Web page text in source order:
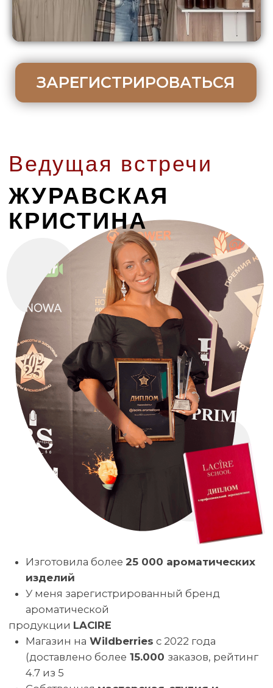
Обучила более 4.000 учеников(Испания,
Германия, Эстония, Беларусь +86 городов
УЧЕНИКОВ,
ДЕЛИТЬСЯ
ЗНАНИЯМИ
РЕГИСТРИРУЙСЯ
ПРИНЯТЬ УЧАСТИЕ
ПРЯМО СЕЙЧАС
К ПОКОРЕНИЮ ПИНТЕРЕСТ:
ВЫ ПОЛУЧИТЕ ПО ИТОГАМ
УЧАСТИЯ В ПРЯМОМ ЭФИРЕ
ЗА УСПЕШНУЮ
РЕГИСТРАЦИЮ ВАМ ПРИДЕТ
ПЕРВЫЙ ПОДАРОК —
СВАДЕБНОГО СЕЗОНА ДЛЯ
И НЕ ПРОПУСКАЙТЕ ВСТРЕЧУ, КОТОРАЯ СТАНЕТ
СТАРТОМ К СОЗДАНИЮ ВАШЕЙ ПЕРВОЙ
АРОМАТИЧЕСКОЙ КОЛЛЕКЦИИ И ЗАРАБОТКУ
ЭТИМ ЛЕТОМ, ПОКА ДРУГИЕ ОТДЫХАЮТ И
СИДЯТ БЕЗ ЗАКАЗОВ
10 АВГУСТА В 10:00